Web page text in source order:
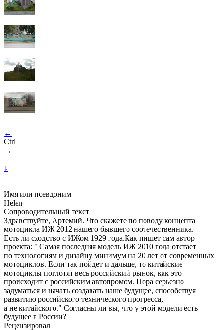
←
Ctrl
→
↓
Имя или псевдоним
Helen
Сопроводительный текст
Здравствуйте, Артемий. Что скажете по поводу концепта
мотоцикла ИЖ 2012 нашего бывшего соотечественника.
Есть ли сходство с ИЖом 1929 года.Как пишет сам автор
проекта: " Cамая последняя модель ИЖ 2010 года отстает
по технологиям и дизайну минимум на 20 лет от современных
мотоциклов. Если так пойдет и дальше, то китайские
мотоциклы поглотят весь российский рынок, как это
происходит с российским автопромом. Пора серьезно
задуматься и начать создавать наше будущее, способствуя
развитию российского технического прогресса,
а не китайского." Согласны ли вы, что у этой модели есть
будущее в России?
Рецензировал